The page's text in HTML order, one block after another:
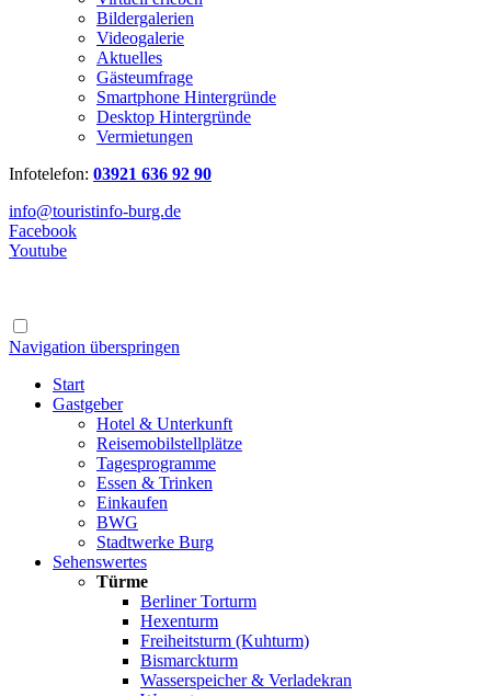
Bildergalerien
Videogalerie
Aktuelles
Gästeumfrage
Smartphone Hintergründe
Desktop Hintergründe
Vermietungen
Infotelefon: 03921 636 92 90
info@touristinfo-burg.de
Facebook
Youtube
Navigation überspringen
Start
Gastgeber
Hotel & Unterkunft
Reisemobilstellplätze
Tagesprogramme
Essen & Trinken
Einkaufen
BWG
Stadtwerke Burg
Sehenswertes
Türme
Berliner Torturm
Hexenturm
Freiheitsturm (Kuhturm)
Bismarckturm
Wasserspeicher & Verladekran